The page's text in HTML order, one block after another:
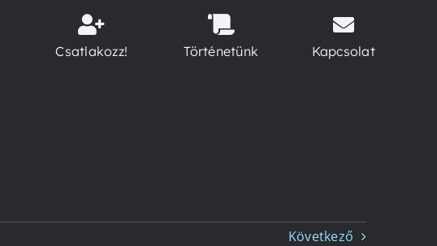
Csatlakozz! Történetünk Kapcsolat
Következő